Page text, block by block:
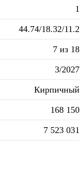
1
44.74/18.32/11.2
7 из 18
3/2027
Кирпичный
168 150
7 523 031